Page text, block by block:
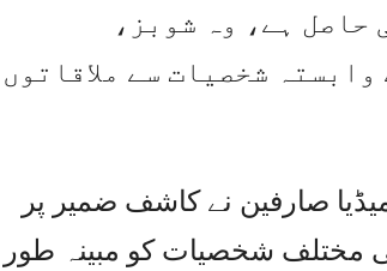
حاصل ہے، وہ شوبز،
شخصیات سے ملاقاتوں
صارفین نے کاشف ضمیر پر
مختلف شخصیات کو مبینہ طور